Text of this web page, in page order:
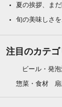
夏の挨拶、まだ
旬の美味しさ
注目のカテゴ
ビール・発
惣菜・食材